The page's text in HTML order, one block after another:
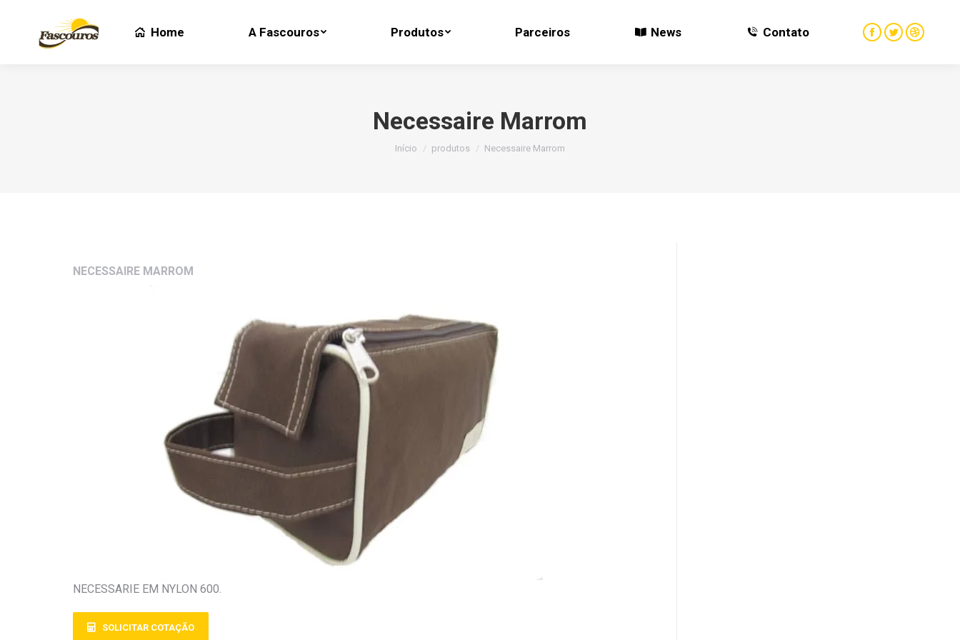
Home A Fascouros Produtos Parceiros News Contato
Necessaire Marrom
Você está aqui:
Início produtos Necessaire Marrom
NECESSAIRE MARROM
NECESSARIE EM NYLON 600.
SOLICITAR COTAÇÃO